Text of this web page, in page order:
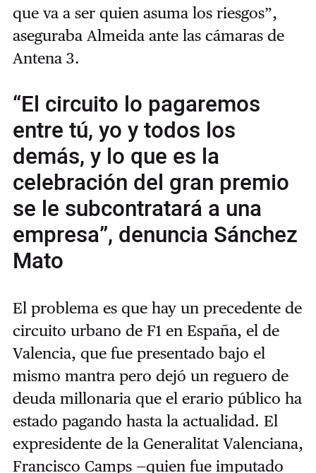
que va a ser quien asuma los riesgos”,
aseguraba Almeida ante las cámaras de
Antena 3.
“El circuito lo pagaremos
entre tú, yo y todos los
demás, y lo que es la
celebración del gran premio
se le subcontratará a una
empresa”, denuncia Sánchez
Mato
El problema es que hay un precedente de
circuito urbano de F1 en España, el de
Valencia, que fue presentado bajo el
mismo mantra pero dejó un reguero de
deuda millonaria que el erario público ha
estado pagando hasta la actualidad. El
expresidente de la Generalitat Valenciana,
Francisco Camps —quien fue imputado